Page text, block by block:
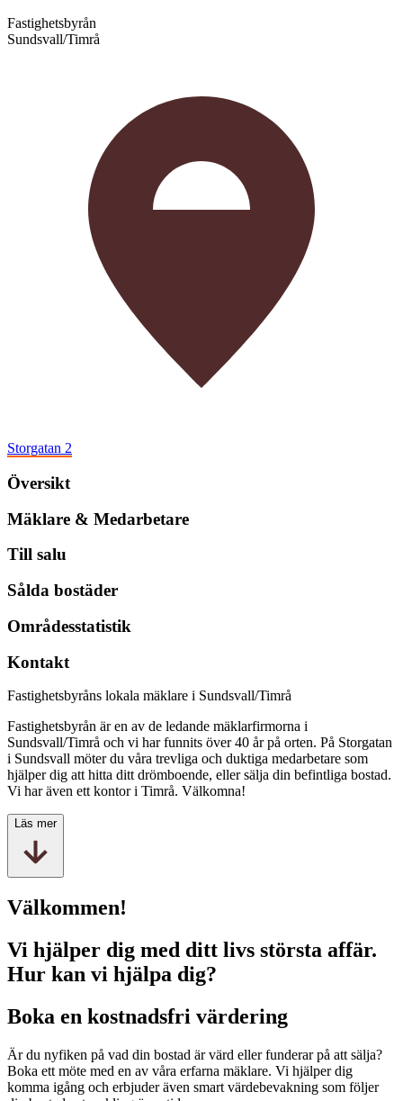
Fastighetsbyrån
Sundsvall/Timrå
Storgatan 2
Översikt
Mäklare & Medarbetare
Till salu
Sålda bostäder
Områdesstatistik
Kontakt
Fastighetsbyråns lokala mäklare i Sundsvall/Timrå
Fastighetsbyrån är en av de ledande mäklarfirmorna i
Sundsvall/Timrå och vi har funnits över 40 år på orten. På Storgatan
i Sundsvall möter du våra trevliga och duktiga medarbetare som
hjälper dig att hitta ditt drömboende, eller sälja din befintliga bostad.
Vi har även ett kontor i Timrå. Välkomna!
Läs mer
Välkommen!
Vi hjälper dig med ditt livs största affär.
Hur kan vi hjälpa dig?
Boka en kostnadsfri värdering
Är du nyfiken på vad din bostad är värd eller funderar på att sälja?
Boka ett möte med en av våra erfarna mäklare. Vi hjälper dig
komma igång och erbjuder även smart värdebevakning som följer